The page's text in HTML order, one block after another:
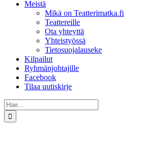
Meistä
Mikä on Teatterimatka.fi
Teattereille
Ota yhteyttä
Yhteistyössä
Tietosuojalauseke
Kilpailut
Ryhmänjohtajille
Facebook
Tilaa uutiskirje
Etsi
...